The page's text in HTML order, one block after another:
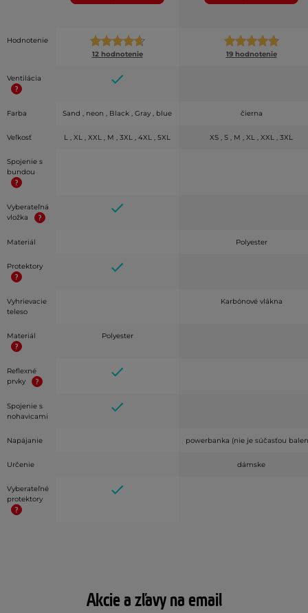
Hodnotenie
12 hodnotenie
19 hodnotenie
Ventilácia
Farba Sand , neon , Black , Gray , blue čierna
Veľkosť L , XL , XXL , M , 3XL , 4XL , 5XL XS , S , M , XL , XXL , 3XL
Spojenie s
bundou
Vyberateľná
vložka
Materiál Polyester
Protektory
Vyhrievacie
teleso
Karbónové vlákna
Materiál Polyester
Reflexné
prvky
Spojenie s
nohavicami
Napájanie powerbanka (nie je súčasťou
Určenie dámske
Vyberateľné
protektory
Akcie a zľavy na email